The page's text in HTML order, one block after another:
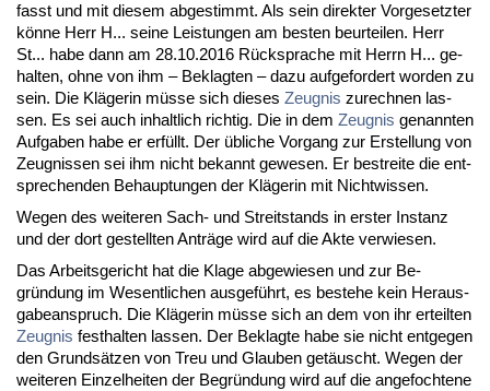
fasst und mit die­sem ab­ge­stimmt. Als sein di­rek­ter Vor­ge­setz­ter
könne Herr H... sei­ne Leis­tun­gen am bes­ten be­ur­tei­len. Herr
St... ha­be dann am 28.10.2016 Rück­spra­che mit Herrn H... ge­
hal­ten, oh­ne von ihm – Be­klag­ten – da­zu auf­ge­for­dert wor­den zu
sein. Die Kläge­rin müsse sich die­ses Zeug­nis zu­rech­nen las­
sen. Es sei auch in­halt­lich rich­tig. Die in dem Zeug­nis ge­nann­ten
Auf­ga­ben ha­be er erfüllt. Der übli­che Vor­gang zur Er­stel­lung von
Zeug­nis­sen sei ihm nicht be­kannt ge­we­sen. Er be­strei­te die ent­
spre­chen­den Be­haup­tun­gen der Klä­ge­rin mit Nicht­wis­sen.
We­gen des wei­te­ren Sach- und Streit­stands in ers­ter In­stanz
und der dort ge­stell­ten Anträge wird auf die Ak­te ver­wie­sen.
Das Ar­beits­ge­richt hat die Kla­ge ab­ge­wie­sen und zur Be­
gründung im We­sent­li­chen aus­geführt, es be­ste­he kein Her­aus­
ga­be­an­spruch. Die Kläge­rin müsse sich an dem von ihr er­teil­ten
Zeug­nis fest­hal­ten las­sen. Der Be­klag­te ha­be sie nicht ent­ge­gen
den Grundsätzen von Treu und Glau­ben getäuscht. We­gen der
wei­te­ren Ein­zel­hei­ten der Be­gründung wird auf die an­ge­foch­te­ne